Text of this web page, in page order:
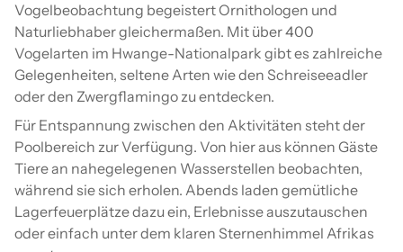
Vogelbeobachtung begeistert Ornithologen und
Naturliebhaber gleichermaßen. Mit über 400
Vogelarten im Hwange-Nationalpark gibt es zahlreiche
Gelegenheiten, seltene Arten wie den Schreiseeadler
oder den Zwergflamingo zu entdecken.
Für Entspannung zwischen den Aktivitäten steht der
Poolbereich zur Verfügung. Von hier aus können Gäste
Tiere an nahegelegenen Wasserstellen beobachten,
während sie sich erholen. Abends laden gemütliche
Lagerfeuerplätze dazu ein, Erlebnisse auszutauschen
oder einfach unter dem klaren Sternenhimmel Afrikas